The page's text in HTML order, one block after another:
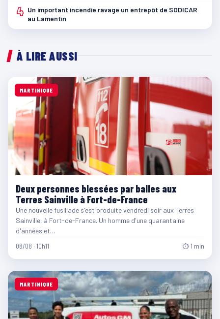
4 Un important incendie ravage un entrepôt de SODICAR
au Lamentin
À LIRE AUSSI
MARTINIQUE
Deux personnes blessées par balles aux
Terres Sainville à Fort-de-France
Une nouvelle fusillade s'est produite vendredi soir aux Terres
Sainville, à Fort-de-France. Un homme d'une quarantaine
d'années et…
08/08 · 10h11 ⏱ 1 min
MARTINIQUE